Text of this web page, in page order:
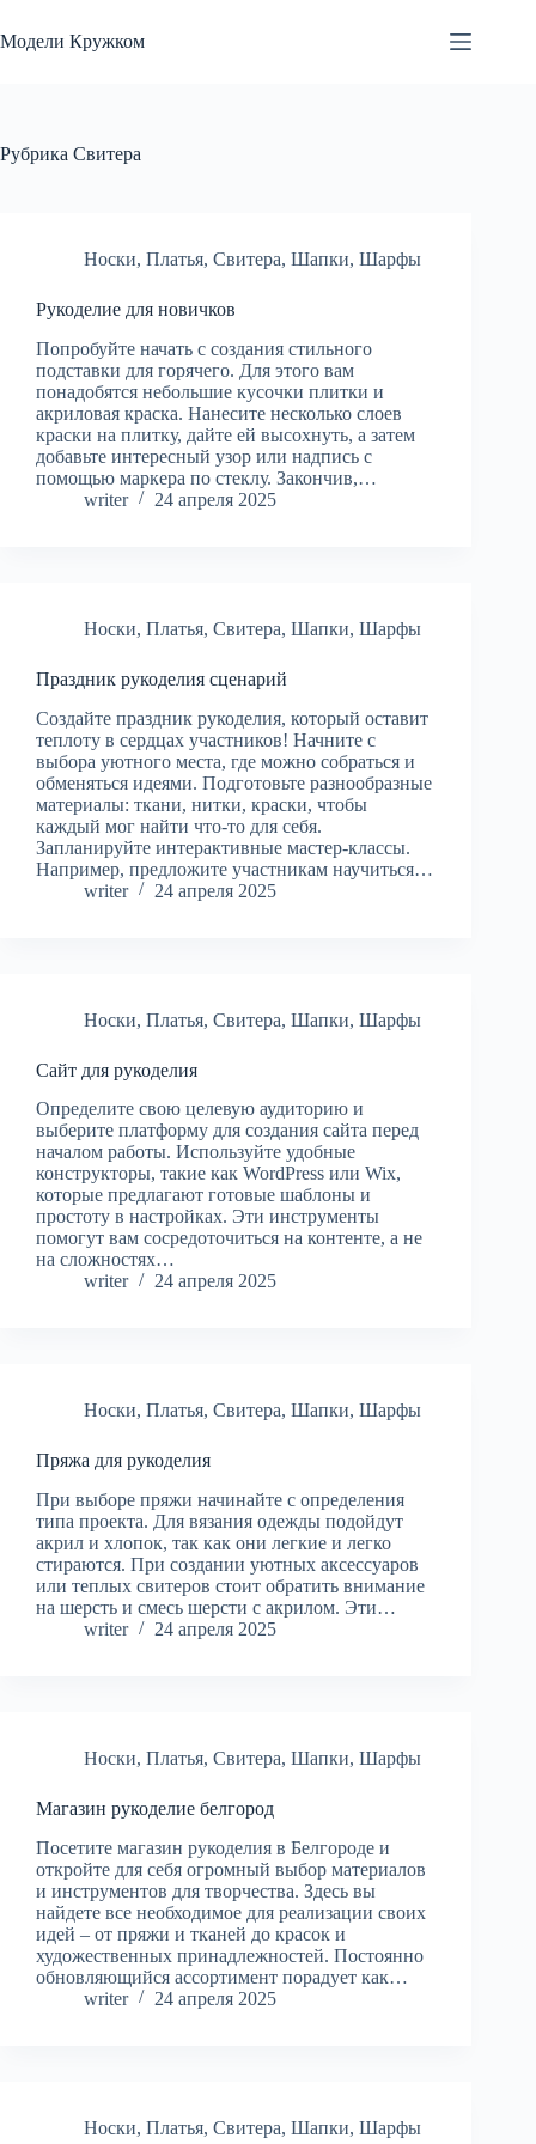
к
сути
Модели Кружком
Рубрика Свитера
Носки, Платья, Свитера, Шапки, Шарфы
Рукоделие для новичков
Попробуйте начать с создания стильного
подставки для горячего. Для этого вам
понадобятся небольшие кусочки плитки и
акриловая краска. Нанесите несколько слоев
краски на плитку, дайте ей высохнуть, а затем
добавьте интересный узор или надпись с
помощью маркера по стеклу. Закончив,…
writer
24 апреля 2025
Носки, Платья, Свитера, Шапки, Шарфы
Праздник рукоделия сценарий
Создайте праздник рукоделия, который оставит
теплоту в сердцах участников! Начните с
выбора уютного места, где можно собраться и
обменяться идеями. Подготовьте разнообразные
материалы: ткани, нитки, краски, чтобы
каждый мог найти что-то для себя.
Запланируйте интерактивные мастер-классы.
Например, предложите участникам научиться…
writer
24 апреля 2025
Носки, Платья, Свитера, Шапки, Шарфы
Сайт для рукоделия
Определите свою целевую аудиторию и
выберите платформу для создания сайта перед
началом работы. Используйте удобные
конструкторы, такие как WordPress или Wix,
которые предлагают готовые шаблоны и
простоту в настройках. Эти инструменты
помогут вам сосредоточиться на контенте, а не
на сложностях…
writer
24 апреля 2025
Носки, Платья, Свитера, Шапки, Шарфы
Пряжа для рукоделия
При выборе пряжи начинайте с определения
типа проекта. Для вязания одежды подойдут
акрил и хлопок, так как они легкие и легко
стираются. При создании уютных аксессуаров
или теплых свитеров стоит обратить внимание
на шерсть и смесь шерсти с акрилом. Эти…
writer
24 апреля 2025
Носки, Платья, Свитера, Шапки, Шарфы
Магазин рукоделие белгород
Посетите магазин рукоделия в Белгороде и
откройте для себя огромный выбор материалов
и инструментов для творчества. Здесь вы
найдете все необходимое для реализации своих
идей – от пряжи и тканей до красок и
художественных принадлежностей. Постоянно
обновляющийся ассортимент порадует как…
writer
24 апреля 2025
Носки, Платья, Свитера, Шапки, Шарфы